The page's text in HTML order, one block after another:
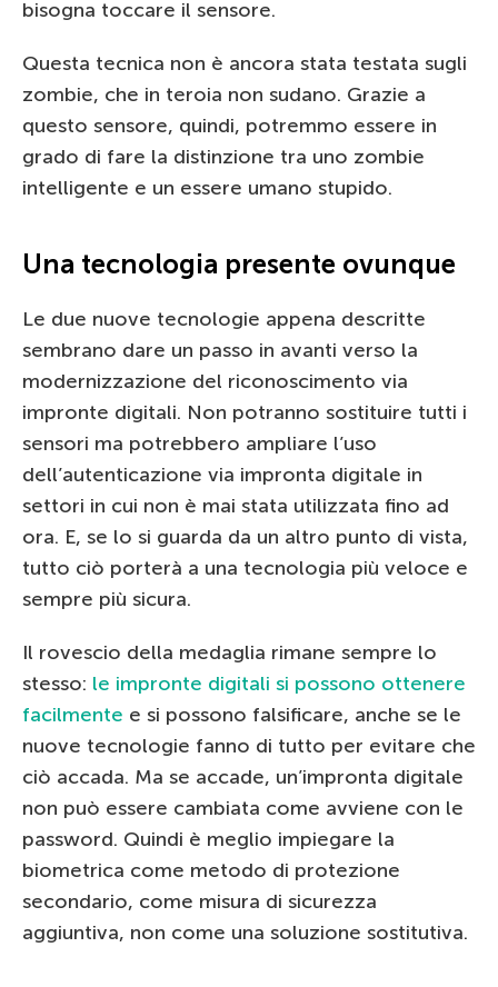
bisogna toccare il sensore.
Questa tecnica non è ancora stata testata sugli
zombie, che in teroia non sudano. Grazie a
questo sensore, quindi, potremmo essere in
grado di fare la distinzione tra uno zombie
intelligente e un essere umano stupido.
Una tecnologia presente ovunque
Le due nuove tecnologie appena descritte
sembrano dare un passo in avanti verso la
modernizzazione del riconoscimento via
impronte digitali. Non potranno sostituire tutti i
sensori ma potrebbero ampliare l’uso
dell’autenticazione via impronta digitale in
settori in cui non è mai stata utilizzata fino ad
ora. E, se lo si guarda da un altro punto di vista,
tutto ciò porterà a una tecnologia più veloce e
sempre più sicura.
Il rovescio della medaglia rimane sempre lo
stesso: le impronte digitali si possono ottenere
facilmente e si possono falsificare, anche se le
nuove tecnologie fanno di tutto per evitare che
ciò accada. Ma se accade, un’impronta digitale
non può essere cambiata come avviene con le
password. Quindi è meglio impiegare la
biometrica come metodo di protezione
secondario, come misura di sicurezza
aggiuntiva, non come una soluzione sostitutiva.